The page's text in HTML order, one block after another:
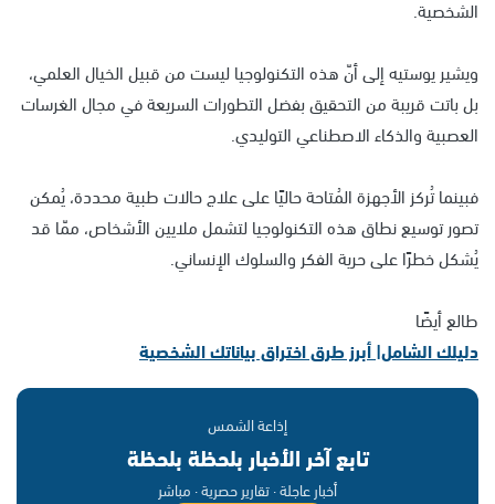
الشخصية.
ويشير يوستيه إلى أنّ هذه التكنولوجيا ليست من قبيل الخيال العلمي،
بل باتت قريبة من التحقيق بفضل التطورات السريعة في مجال الغرسات
العصبية والذكاء الاصطناعي التوليدي.
فبينما تُركز الأجهزة المُتاحة حاليًا على علاج حالات طبية محددة، يُمكن
تصور توسيع نطاق هذه التكنولوجيا لتشمل ملايين الأشخاص، ممّا قد
يُشكل خطرًا على حرية الفكر والسلوك الإنساني.
طالع أيضًا
دليلك الشامل| أبرز طرق اختراق بياناتك الشخصية
إذاعة الشمس
تابع آخر الأخبار بلحظة بلحظة
أخبار عاجلة · تقارير حصرية · مباشر